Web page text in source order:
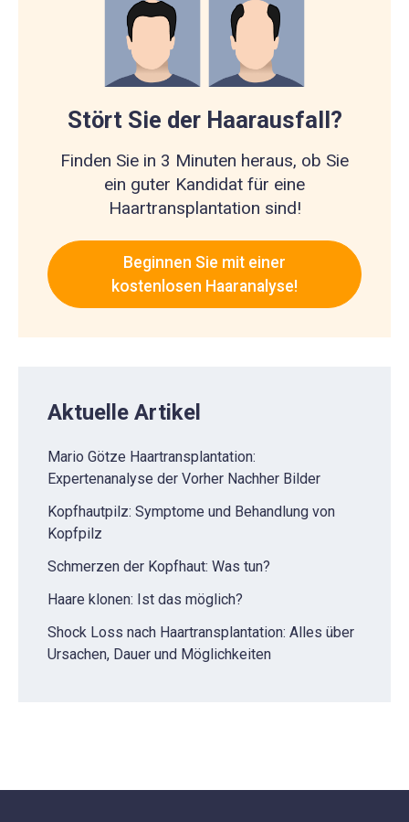
Stört Sie der Haarausfall?
Finden Sie in 3 Minuten heraus, ob Sie
ein guter Kandidat für eine
Haartransplantation sind!
Beginnen Sie mit einer
kostenlosen Haaranalyse!
Aktuelle Artikel
Mario Götze Haartransplantation:
Expertenanalyse der Vorher Nachher Bilder
Kopfhautpilz: Symptome und Behandlung von
Kopfpilz
Schmerzen der Kopfhaut: Was tun?
Haare klonen: Ist das möglich?
Shock Loss nach Haartransplantation: Alles über
Ursachen, Dauer und Möglichkeiten